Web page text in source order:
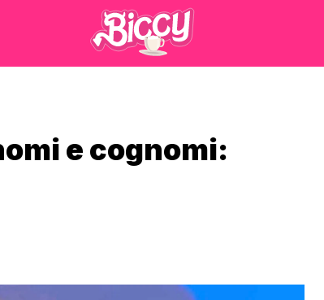
e cognomi: